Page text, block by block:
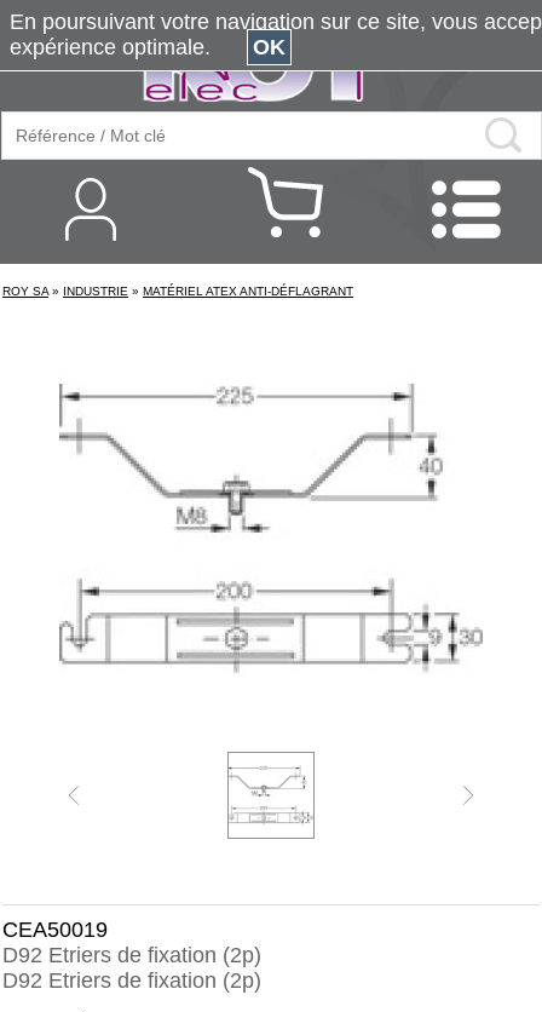
ROY SA » INDUSTRIE » MATÉRIEL ATEX ANTI-DÉFLAGRANT
CEA50019
D92 Etriers de fixation (2p)
D92 Etriers de fixation (2p)
En poursuivant votre navigation sur ce site, vous
expérience optimale.
OK